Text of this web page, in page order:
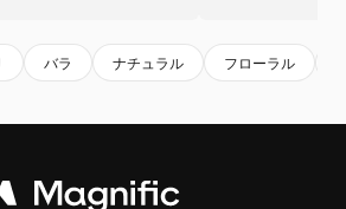
バラ ナチュラル フローラル